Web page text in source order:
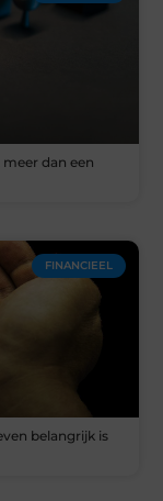
dan een
FINANCIEEL
belangrijk is